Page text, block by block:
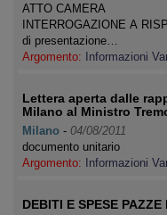
ATTO CAMERA
INTERROGAZIONE A
di presentazione…
Argomento:
Informazioni
Lettera aperta dalle
Milano al Ministro
Milano - 04/08/2011
documento unitario
Argomento:
Informazioni
DEBITI E SPESE